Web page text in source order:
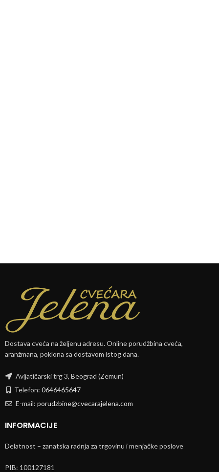
Dostava cveća na željenu adresu. Online porudžbina cveća,
aranžmana, poklona sa dostavom istog dana.
Avijatičarski trg 3, Beograd (Zemun)
Telefon: 0646465647
E-mail: porudzbine@cvecarajelena.com
INFORMACIJE
Delatnost – zanatska radnja za trgovinu i menjačke poslove
PIB: 100127181